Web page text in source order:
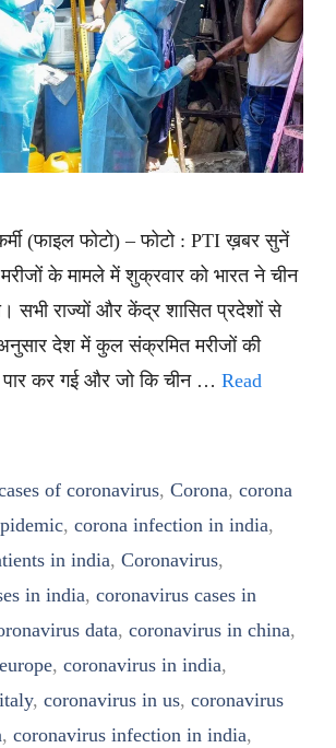
(फाइल फोटो) – फोटो : PTI ख़बर सुनें
के मामले में शुक्रवार को भारत ने चीन
सभी राज्यों और केंद्र शासित प्रदेशों से
देश में कुल संक्रमित मरीजों की
पार कर गई और जो कि चीन … Read
of coronavirus, Corona, corona
, corona infection in india,
in india, Coronavirus,
in india, coronavirus cases in
data, coronavirus in china,
, coronavirus in india,
, coronavirus in us, coronavirus
, coronavirus infection in india,